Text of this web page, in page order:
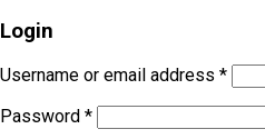
Login
Username or email address *
Password *